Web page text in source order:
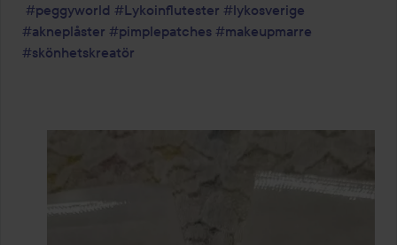
#peggyworld #Lykoinflutester #lykosverige
#akneplåster #pimplepatches #makeupmarre
#skönhetskreatör